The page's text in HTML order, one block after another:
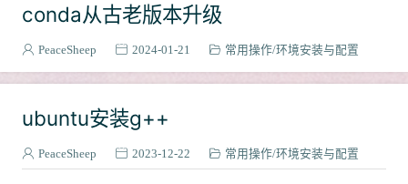
conda从古老版本升级
PeaceSheep 2024-01-21 常用操作 环境安装与配置
ubuntu安装g++
PeaceSheep 2023-12-22 常用操作 环境安装与配置